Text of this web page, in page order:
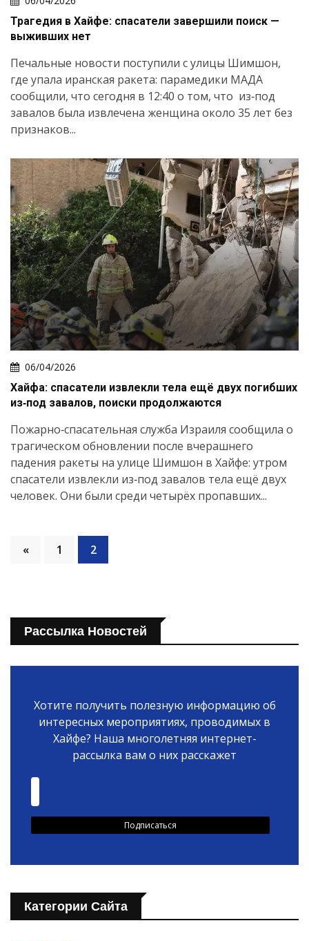
Искать
Трагедия в Хайфе: спасатели завершили поиск —
выживших нет
Печальные новости поступили с улицы Шимшон,
где упала иранская ракета: парамедики МАДА
сообщили, что сегодня в 12:40 о том, что из‑под
завалов была извлечена женщина около 35 лет без
признаков...
06/04/2026
Хайфа: спасатели извлекли тела ещё двух погибших
из‑под завалов, поиски продолжаются
Пожарно‑спасательная служба Израиля сообщила о
трагическом обновлении после вчерашнего
падения ракеты на улице Шимшон в Хайфе: утром
спасатели извлекли из‑под завалов тела ещё двух
человек. Они были среди четырёх пропавших...
« 1 2
Рассылка Новостей
Хотите получить полезную информацию об
интересных мероприятиях, проводимых в
Хайфе? Наша многолетняя интернет-
рассылка вам о них расскажет
Категории Сайта